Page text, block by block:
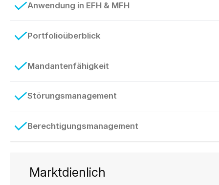
Anwendung in EFH & MFH
Portfolioüberblick
Mandantenfähigkeit
Störungsmanagement
Berechtigungsmanagement
Marktdienlich